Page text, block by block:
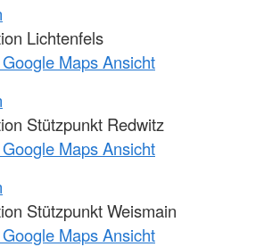
Lichtenfels
Maps Ansicht
Stützpunkt Redwitz
Maps Ansicht
Stützpunkt Weismain
Maps Ansicht